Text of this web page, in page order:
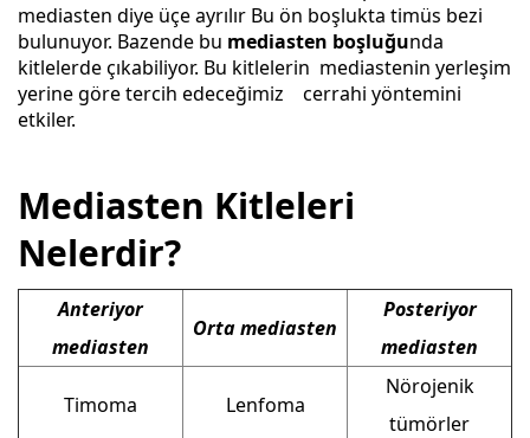
mediasten diye üçe ayrılır Bu ön boşlukta timüs bezi
bulunuyor. Bazende bu mediasten boşluğunda
kitlelerde çıkabiliyor. Bu kitlelerin mediastenin yerleşim
yerine göre tercih edeceğimiz cerrahi yöntemini
etkiler.
Mediasten Kitleleri
Nelerdir?
Anteriyor
mediasten
Orta mediasten
Posteriyor
mediasten
Timoma Lenfoma
Nörojenik
tümörler